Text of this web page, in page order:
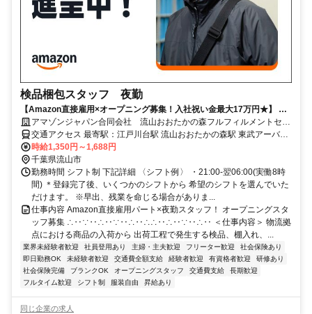
検品梱包スタッフ 夜勤
【Amazon直接雇用×オープニング募集！入社祝い金最大17万円★】 髪
型・髪色自由＊未経験OK！長期で安定雇用可能！時給UP！
アマゾンジャパン合同会社 流山おおたかの森フルフィルメントセン
ター
交通アクセス 最寄駅：江戸川台駅 流山おおたかの森駅 東武アーバン
パークライン 江戸川台駅 から約2km 初石駅 から約3km つくばエクス
プレス 流山おおたかの森駅 から5km ★無料シャトルバスあり（流山
おおたかの森・柏・南流山駅） ★朝～夜まで各駅から合計32便運行
中、シフトに合わせて通勤可能です！ 流山おおたかの森駅発 約25分
柏駅発 約45分 南流山駅発 約30分
時給1,350円～1,688円
千葉県流山市
勤務時間 シフト制 下記詳細 〈シフト例〉 ・21:00-翌06:00(実働8時
間) ＊登録完了後、いくつかのシフトから 希望のシフトを選んでいた
だけます。 ※早出、残業を命じる場合がありま...
仕事内容 Amazon直接雇用パート×夜勤スタッフ！ オープニングスタ
ッフ募集 ∴‥∵‥∴‥∵‥∴‥∴∴‥∴‥∵‥∴‥ ＜仕事内容＞ 物流拠
点における商品の入荷から 出荷工程で発生する検品、棚入れ、...
業界未経験者歓迎 社員登用あり 主婦・主夫歓迎 フリーター歓迎
社会保険あり
即日勤務OK
未経験者歓迎 交通費全額支給 経験者歓迎 有資格者歓迎
研修あり
社会保険完備
ブランクOK オープニングスタッフ 交通費支給
長期歓迎
フルタイム歓迎
シフト制 服装自由 昇給あり
同じ企業の求人